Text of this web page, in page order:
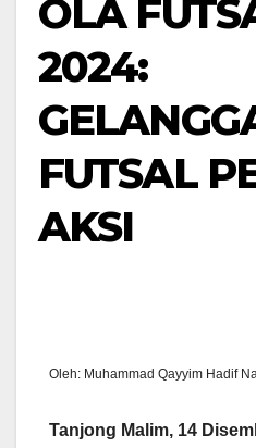
OLA
2024:
FUTSAL
AKSI
Oleh: Muhammad Qayyim Hadif
Tanjong Malim, 14